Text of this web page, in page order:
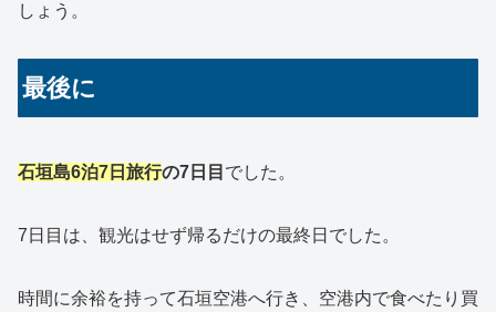
しょう。
最後に
石垣島6泊7日旅行の7日目 でした。
7日目は、観光はせず帰るだけの最終日でした。
時間に余裕を持って石垣空港へ行き、空港内で食べたり買